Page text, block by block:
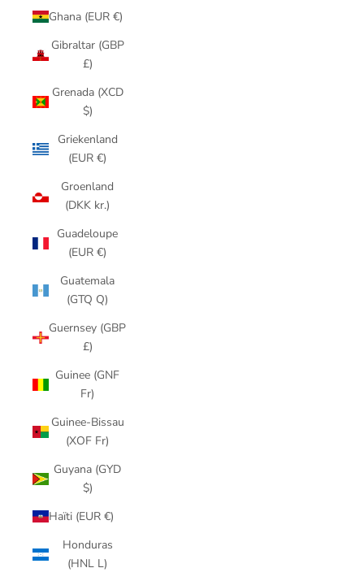
Ghana (EUR €)
Gibraltar (GBP
£)
Grenada (XCD
$)
Griekenland
(EUR €)
Groenland
(DKK kr.)
Guadeloupe
(EUR €)
Guatemala
(GTQ Q)
Guernsey (GBP
£)
Guinee (GNF
Fr)
Guinee-Bissau
(XOF Fr)
Guyana (GYD
$)
Haïti (EUR €)
Honduras
(HNL L)